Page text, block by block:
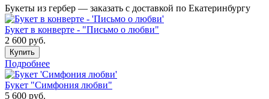
Букеты из гербер — заказать с доставкой по Екатеринбургу
Букет в конверте - "Письмо о любви"
2 600 руб.
Купить
Подробнее
Букет "Симфония любви"
5 600 руб.